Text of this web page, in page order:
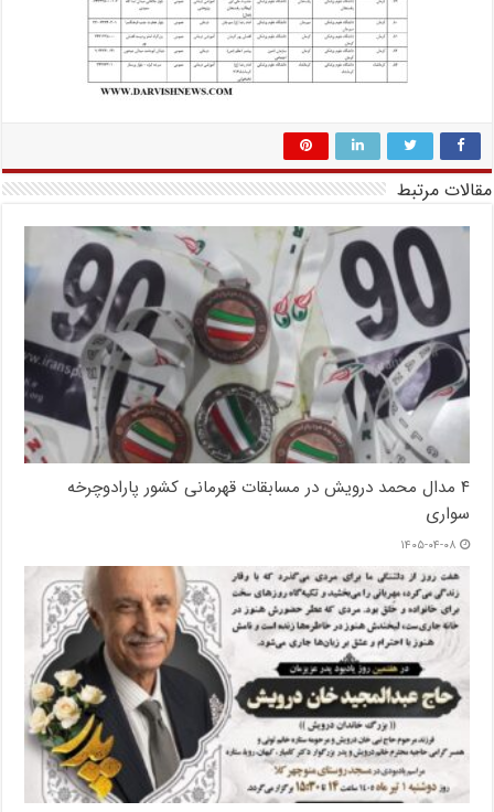
مقالات مرتبط
۴ مدال محمد درویش در مسابقات قهرمانی کشور پارادوچرخه
سواری
۱۴۰۵-۰۴-۰۸